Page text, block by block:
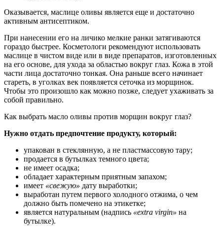
Оказывается, маслице оливы является еще и достаточно
активным антисептиком.
При нанесении его на личико мелкие ранки затягиваются
гораздо быстрее. Косметологи рекомендуют использовать
маслице в чистом виде или в виде препаратов, изготовленных
на его основе, для ухода за областью вокруг глаз. Кожа в этой
части лица достаточно тонкая. Она раньше всего начинает
стареть, в уголках век появляется сеточка из морщинок.
Чтобы это произошло как можно позже, следует ухаживать за
собой правильно.
Как выбрать масло оливы против морщин вокруг глаз?
Нужно отдать предпочтение продукту, который:
упакован в стеклянную, а не пластмассовую тару;
продается в бутылках темного цвета;
не имеет осадка;
обладает характерным приятным запахом;
имеет «свежую» дату выработки;
выработан путем первого холодного отжима, о чем
должно быть помечено на этикетке;
является натуральным (надпись «extra virgin» на
бутылке).